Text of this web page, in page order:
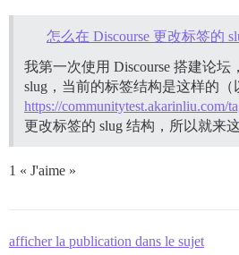
怎么在 Discourse 更改标签的
我第一次使用 Discourse 搭建论坛
slug，当前的标签结构是这样的
https://communitytest.akarinliu.com/
更改标签的 slug 结构，所以就
1 « J'aime »
afficher la publication dans le sujet